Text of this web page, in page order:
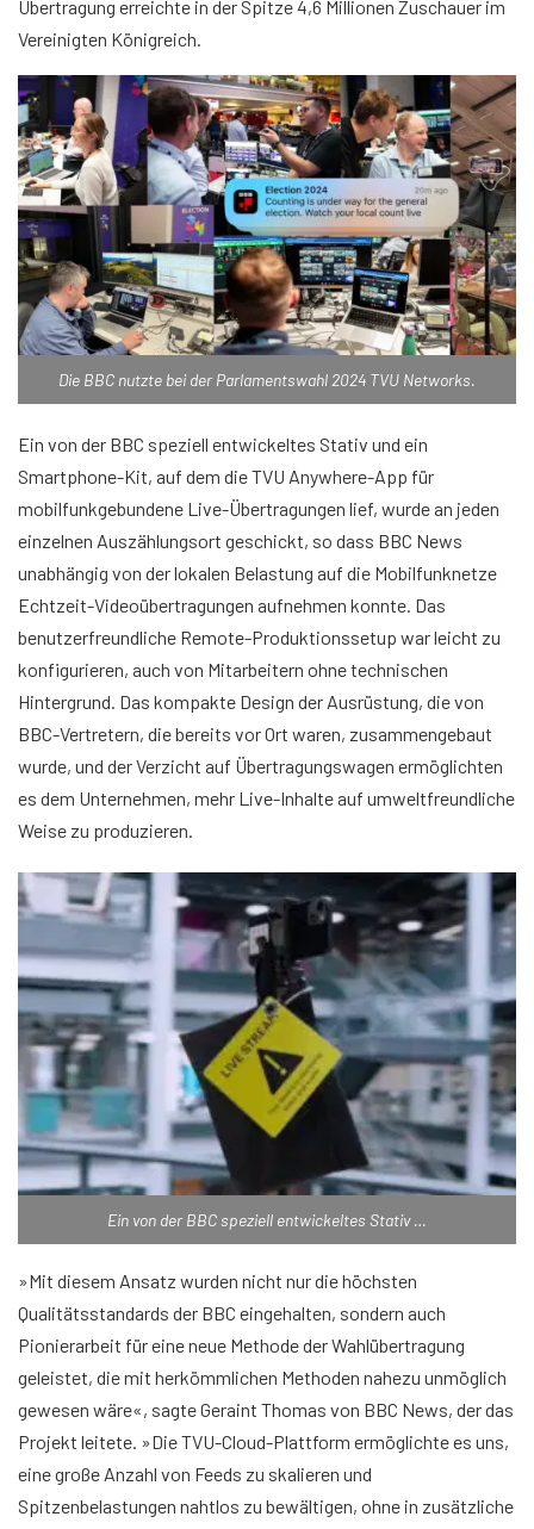
Übertragung erreichte in der Spitze 4,6 Millionen Zuschauer im
Vereinigten Königreich.
Die BBC nutzte bei der Parlamentswahl 2024 TVU Networks.
Ein von der BBC speziell entwickeltes Stativ und ein
Smartphone-Kit, auf dem die TVU Anywhere-App für
mobilfunkgebundene Live-Übertragungen lief, wurde an jeden
einzelnen Auszählungsort geschickt, so dass BBC News
unabhängig von der lokalen Belastung auf die Mobilfunknetze
Echtzeit-Videoübertragungen aufnehmen konnte. Das
benutzerfreundliche Remote-Produktionssetup war leicht zu
konfigurieren, auch von Mitarbeitern ohne technischen
Hintergrund. Das kompakte Design der Ausrüstung, die von
BBC-Vertretern, die bereits vor Ort waren, zusammengebaut
wurde, und der Verzicht auf Übertragungswagen ermöglichten
es dem Unternehmen, mehr Live-Inhalte auf umweltfreundliche
Weise zu produzieren.
Ein von der BBC speziell entwickeltes Stativ …
»Mit diesem Ansatz wurden nicht nur die höchsten
Qualitätsstandards der BBC eingehalten, sondern auch
Pionierarbeit für eine neue Methode der Wahlübertragung
geleistet, die mit herkömmlichen Methoden nahezu unmöglich
gewesen wäre«, sagte Geraint Thomas von BBC News, der das
Projekt leitete. »Die TVU-Cloud-Plattform ermöglichte es uns,
eine große Anzahl von Feeds zu skalieren und
Spitzenbelastungen nahtlos zu bewältigen, ohne in zusätzliche